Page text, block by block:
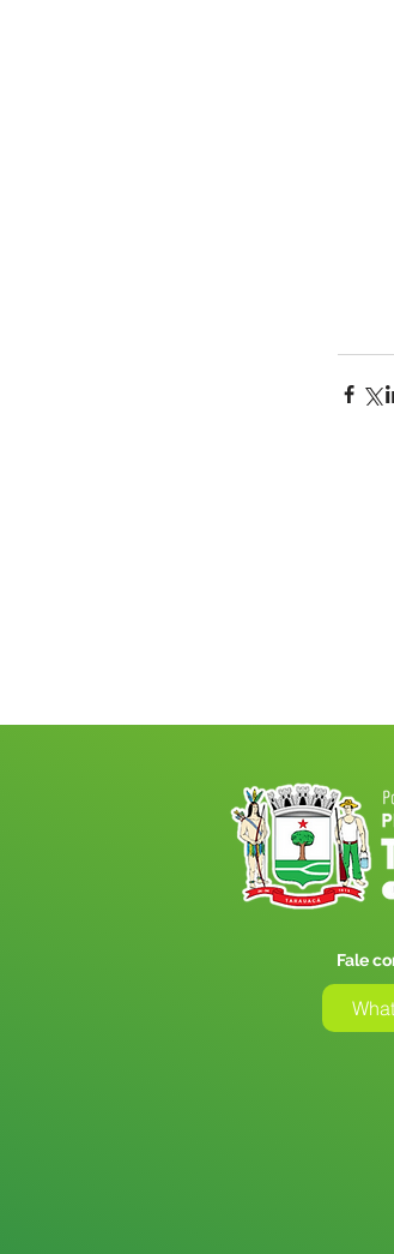
Fale